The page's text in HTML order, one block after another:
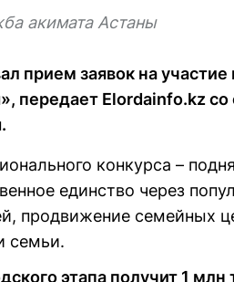
акимата Астаны
прием заявок на
передает Elordainfo.kz
конкурса –
единство через
продвижение семейных
семьи.
этапа получит 1